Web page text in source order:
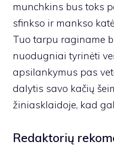
munchkins bus toks
sfinkso ir mankso
Tuo tarpu raginame
nuodugniai tyrinėti
apsilankymus pas
dalytis savo kačių
žiniasklaidoje, kad
Redaktorių